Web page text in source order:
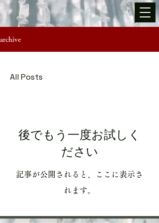
archive
All Posts
後でもう一度お試しく
ださい
記事が公開されると、ここに表示さ
れます。